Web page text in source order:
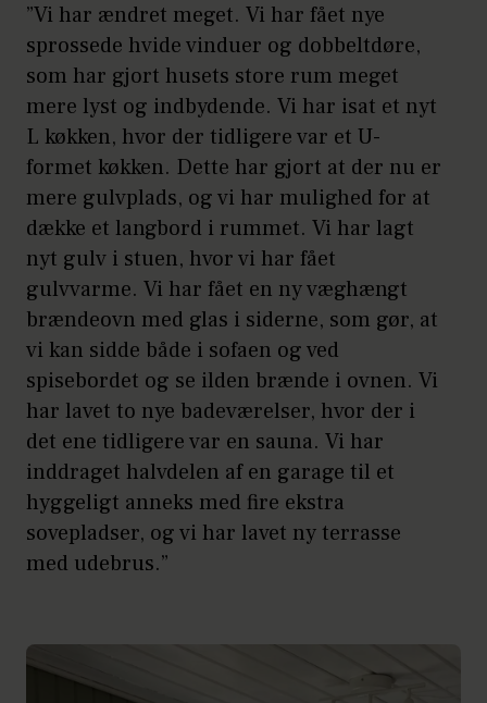
”Vi har ændret meget. Vi har fået nye
sprossede hvide vinduer og dobbeltdøre,
som har gjort husets store rum meget
mere lyst og indbydende. Vi har isat et nyt
L køkken, hvor der tidligere var et U-
formet køkken. Dette har gjort at der nu er
mere gulvplads, og vi har mulighed for at
dække et langbord i rummet. Vi har lagt
nyt gulv i stuen, hvor vi har fået
gulvvarme. Vi har fået en ny væghængt
brændeovn med glas i siderne, som gør, at
vi kan sidde både i sofaen og ved
spisebordet og se ilden brænde i ovnen. Vi
har lavet to nye badeværelser, hvor der i
det ene tidligere var en sauna. Vi har
inddraget halvdelen af en garage til et
hyggeligt anneks med fire ekstra
sovepladser, og vi har lavet ny terrasse
med udebrus.”